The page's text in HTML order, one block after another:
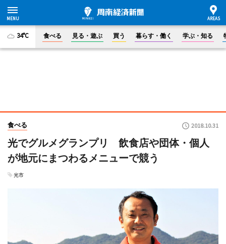
34°C 食べる 見る・遊ぶ 買う 暮らす・働く 学ぶ・知る
食べる 2018.10.31
光でグルメグランプリ 飲食店や団体・個人
が地元にまつわるメニューで競う
光市